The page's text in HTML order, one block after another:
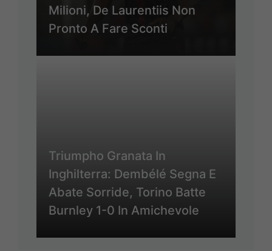
Milioni, De Laurentiis Non
Pronto A Fare Sconti
Triumpho Granata In
Inghilterra: Dembélé Segna E
Abate Sorride, Torino Batte
Burnley 1-0 In Amichevole